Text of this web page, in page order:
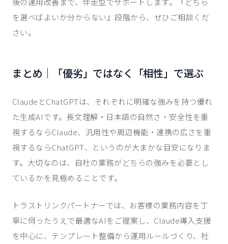
を選べばよいか分からない』段階から、ぜひご相談くだ
さい。
まとめ｜「優劣」ではなく「相性」で選ぶ
ClaudeとChatGPTは、それぞれに明確な強みを持つ優れ
た生成AIです。長文理解・日本語の自然さ・安全性を重
視するならClaude、汎用性や周辺機能・連携の広さを重
視するならChatGPT、というのが大まかな目安になりま
す。大切なのは、自社の業務がどちらの強みを必要とし
ているかを見極めることです。
トラストリンクパートナーでは、お客様の業務内容を丁
寧に伺ったうえで最適なAIをご提案し、Claude導入支援
を中心に、テンプレート整備から運用ルールづくり、社